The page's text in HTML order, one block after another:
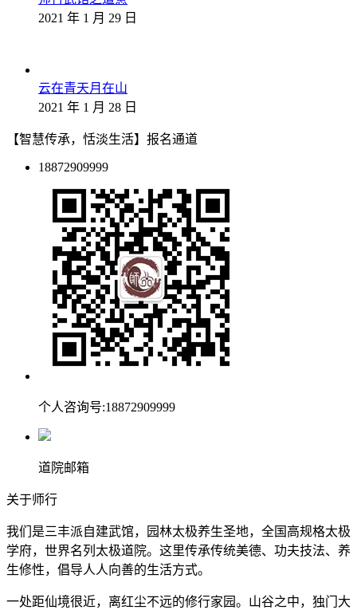
2021 年 1 月 29 日
云在青天月在山
2021 年 1 月 28 日
【智慧传承，恬淡生活】报名通道
18872909999
个人咨询号:18872909999
道院邮箱
关于师行
我们是三丰派自建武馆，园林太极养生圣地，全国高规格太极
学府，世界名列太极道院。这里传承传统美德、功夫技法、养
生修性，倡导人人向善的生活方式。
一处距仙境很近，离红尘不远的修行家园。山谷之中，独门大